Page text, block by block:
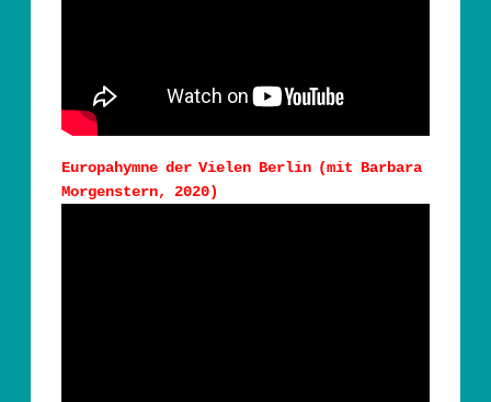
Europahymne der Vielen Berlin (mit Barbara
Morgenstern, 2020)